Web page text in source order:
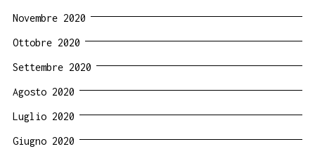
Novembre 2020
Ottobre 2020
Settembre 2020
Agosto 2020
Luglio 2020
Giugno 2020